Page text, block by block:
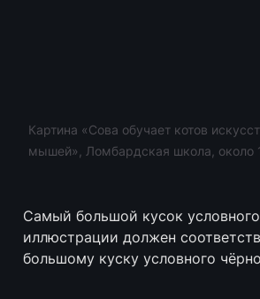
Картина «Сова обучает котов
мышей», Ломбардская школа, около
Самый большой кусок
иллюстрации должен
большому куску условного